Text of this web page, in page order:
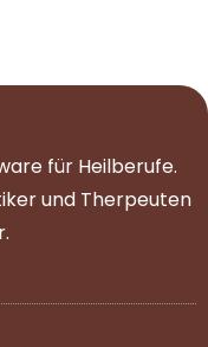
für Heilberufe.
und Therpeuten
.